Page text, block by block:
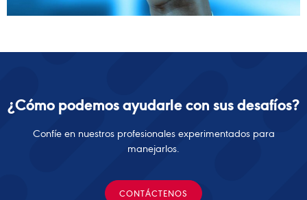
¿Cómo podemos ayudarle con sus desafíos?
Confíe en nuestros profesionales experimentados para
manejarlos.
CONTÁCTENOS